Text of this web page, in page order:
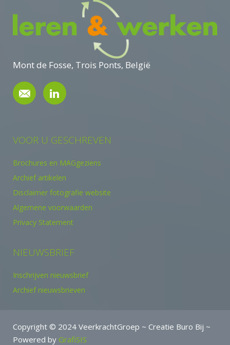
Mont de Fosse, Trois Ponts, België
VOOR U GESCHREVEN
Brochures en MAGgeziens
Archief artikelen
Disclaimer fotografie website
Algemene voorwaarden
Privacy Statement
NIEUWSBRIEF
Inschrijven nieuwsbrief
Archief nieuwsbrieven
Copyright © 2024 VeerkrachtGroep ~ Creatie Buro Bij ~
Powered by GrafiSIS